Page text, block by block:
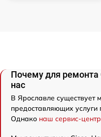
Почему для ремонта
нас
В Ярославле существует
предоставляющих услуги
Однако наш сервис-